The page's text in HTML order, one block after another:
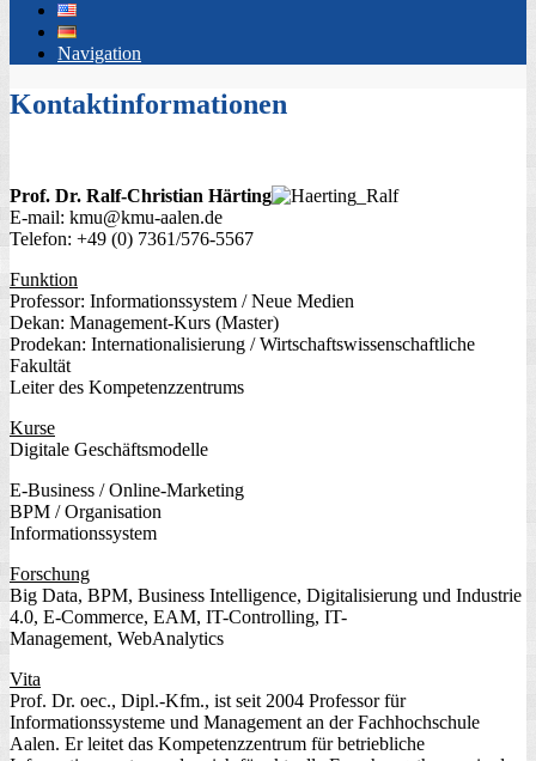
Navigation
Kontaktinformationen
Prof. Dr. Ralf-Christian Härting
E-mail: kmu@kmu-aalen.de
Telefon: +49 (0) 7361/576-5567
Funktion
Professor: Informationssystem / Neue Medien
Dekan: Management-Kurs (Master)
Prodekan: Internationalisierung / Wirtschaftswissenschaftliche
Fakultät
Leiter des Kompetenzzentrums
Kurse
Digitale Geschäftsmodelle
E-Business / Online-Marketing
BPM / Organisation
Informationssystem
Forschung
Big Data, BPM, Business Intelligence, Digitalisierung und Industrie
4.0, E-Commerce, EAM, IT-Controlling, IT-
Management, WebAnalytics
Vita
Prof. Dr. oec., Dipl.-Kfm., ist seit 2004 Professor für
Informationssysteme und Management an der Fachhochschule
Aalen. Er leitet das Kompetenzzentrum für betriebliche